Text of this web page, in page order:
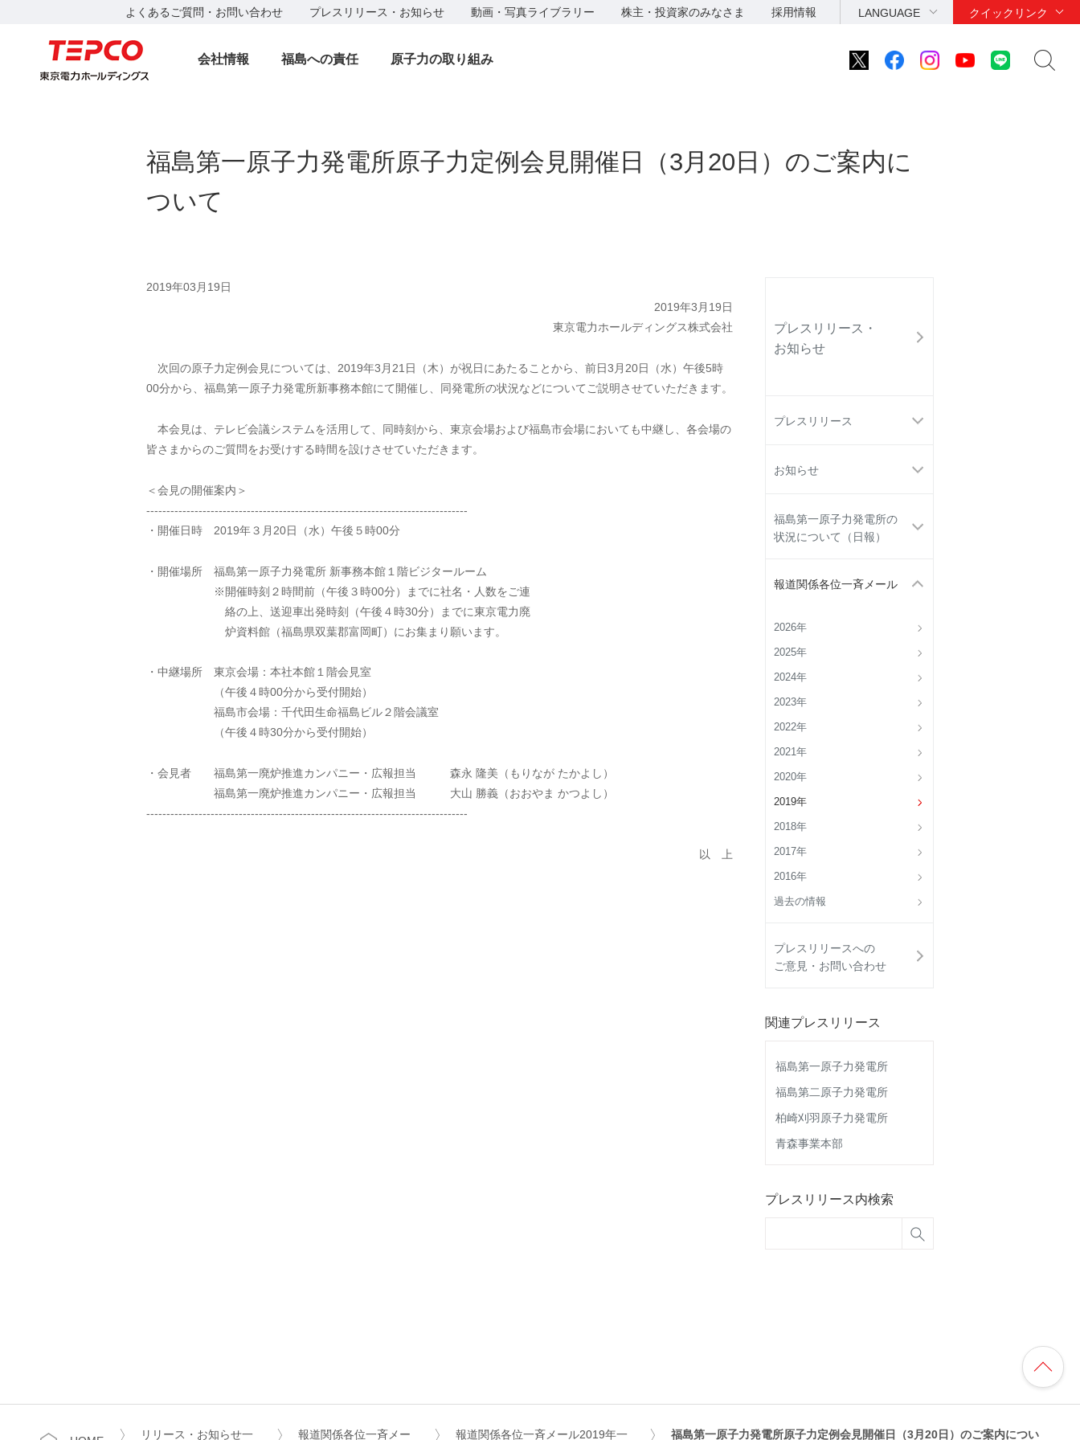
よくあるご質問・お問い合わせ プレスリリース・お知らせ 動画・写真ライブラリー 株主・投資家のみなさま 採用情報 LANGUAGE クイックリンク
会社情報 福島への責任 原子力の取り組み
プレスリリース・
お知らせ
プレスリリース
お知らせ
福島第一原子力発電所の
状況について（日報）
報道関係各位一斉メール
2026年
2025年
2024年
2023年
2022年
2021年
2020年
2019年
2018年
2017年
2016年
過去の情報
プレスリリースへの
ご意見・お問い合わせ
関連プレスリリース
福島第一原子力発電所
福島第二原子力発電所
柏崎刈羽原子力発電所
青森事業本部
プレスリリース内検索
福島第一原子力発電所原子力定例会見開催日（3月20日）のご案内に
ついて
2019年03月19日
2019年3月19日
東京電力ホールディングス株式会社
次回の原子力定例会見については、2019年3月21日（木）が祝日にあたることから、前日3月20日（水）午後5時
00分から、福島第一原子力発電所新事務本館にて開催し、同発電所の状況などについてご説明させていただきます。
本会見は、テレビ会議システムを活用して、同時刻から、東京会場および福島市会場においても中継し、各会場の
皆さまからのご質問をお受けする時間を設けさせていただきます。
＜会見の開催案内＞
--------------------------------------------------------------------------------
・開催日時 2019年３月20日（水）午後５時00分
・開催場所 福島第一原子力発電所 新事務本館１階ビジタールーム
※開催時刻２時間前（午後３時00分）までに社名・人数をご連
絡の上、送迎車出発時刻（午後４時30分）までに東京電力廃
炉資料館（福島県双葉郡富岡町）にお集まり願います。
・中継場所 東京会場：本社本館１階会見室
（午後４時00分から受付開始）
福島市会場：千代田生命福島ビル２階会議室
（午後４時30分から受付開始）
・会見者 福島第一廃炉推進カンパニー・広報担当 森永 隆美（もりなが たかよし）
福島第一廃炉推進カンパニー・広報担当 大山 勝義（おおやま かつよし）
--------------------------------------------------------------------------------
以 上
リリース・お知らせ一 報道関係各位一斉メー 報道関係各位一斉メール2019年一 福島第一原子力発電所原子力定例会見開催日（3月20日）のご案内につい